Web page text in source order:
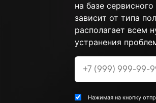
на базе
зависит от типа
располагает всем
устранения
Нажимая на кнопку